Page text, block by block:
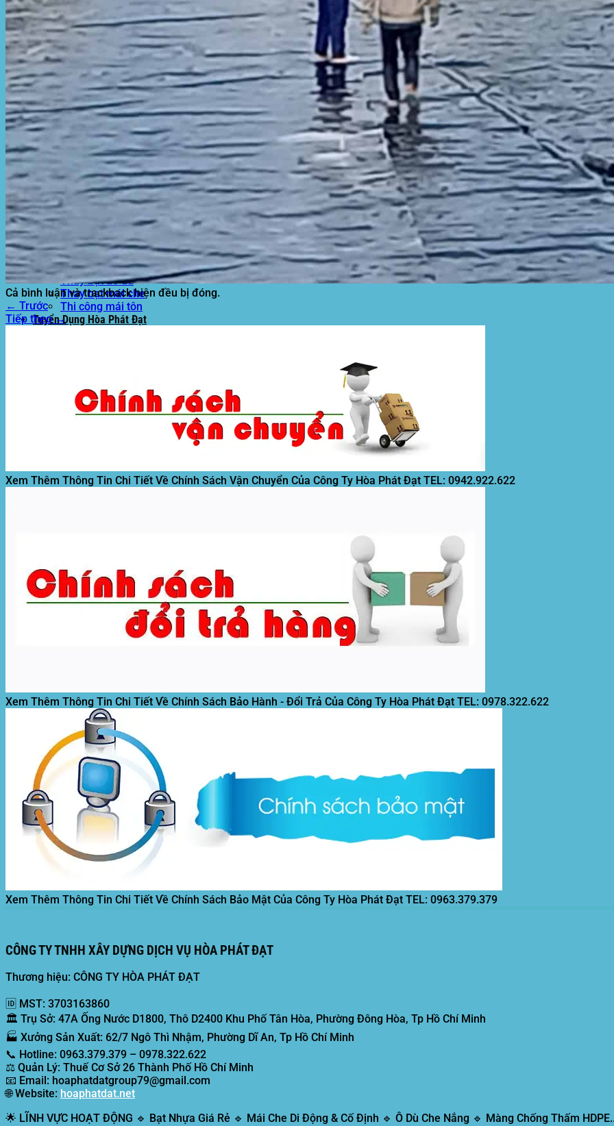
Dù che quán cafe
Dù che sự kiện
Dù lệch tâm
Sản Phẩm Mái Che Di Động
Mái hiên di động
Mái xếp di động
Nhà bạt di động
Motor kéo bạt che
Dự Án Hòa Phát Đạt
Lưới che nắng
Màng phủ nông nghiệp
Bạt Kéo Quán Cafe
Bạt Kéo Sân Trường
Thi Công Mái Xếp Hà Nội
Thi Công Mái Xếp TPHCM
Thi Công Mái Xếp Bình Dương
Thi Công Mái Xếp Biên Hòa
Tin tức
Hoạt động
May bạt mái che
Thi công bạt lót lồ
Thay bạt áo dù
Thay bạt mái che
Thi công mái tôn
Tuyển Dụng Hòa Phát Đạt
Cả bình luận và trackback hiện đều bị đóng.
← Trước
Tiếp theo→
Xem Thêm Thông Tin Chi Tiết Về Chính Sách Vận Chuyển Của Công Ty Hòa Phát Đạt TEL: 0942.922.622
Xem Thêm Thông Tin Chi Tiết Về Chính Sách Bảo Hành - Đổi Trả Của Công Ty Hòa Phát Đạt TEL: 0978.322.622
Xem Thêm Thông Tin Chi Tiết Về Chính Sách Bảo Mật Của Công Ty Hòa Phát Đạt TEL: 0963.379.379
CÔNG TY TNHH XÂY DỰNG DỊCH VỤ HÒA PHÁT ĐẠT
Thương hiệu: CÔNG TY HÒA PHÁT ĐẠT
🆔 MST: 3703163860
🏛️ Trụ Sở: 47A Ống Nước D1800, Thô D2400 Khu Phố Tân Hòa, Phường Đông Hòa, Tp Hồ Chí Minh
🏭 Xưởng Sản Xuất: 62/7 Ngô Thì Nhậm, Phường Dĩ An, Tp Hồ Chí Minh
📞 Hotline: 0963.379.379 – 0978.322.622
⚖️ Quản Lý: Thuế Cơ Sở 26 Thành Phố Hồ Chí Minh
📧 Email: hoaphatdatgroup79@gmail.com
🌐Website: hoaphatdat.net
🌟 LĨNH VỰC HOẠT ĐỘNG 🔹 Bạt Nhựa Giá Rẻ 🔹 Mái Che Di Động & Cố Định 🔹 Ô Dù Che Nắng 🔹 Màng Chống Thấm